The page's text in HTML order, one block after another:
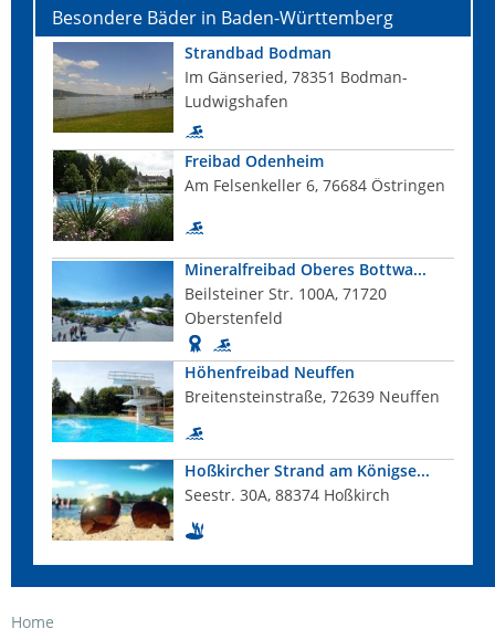
Besondere Bäder in Baden-Württemberg
Strandbad Bodman
Im Gänseried, 78351 Bodman-
Ludwigshafen
Freibad Odenheim
Am Felsenkeller 6, 76684 Östringen
Mineralfreibad Oberes Bottwa...
Beilsteiner Str. 100A, 71720
Oberstenfeld
Höhenfreibad Neuffen
Breitensteinstraße, 72639 Neuffen
Hoßkircher Strand am Königse...
Seestr. 30A, 88374 Hoßkirch
Home